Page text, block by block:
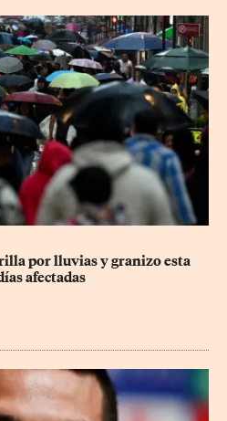
por lluvias y granizo esta
afectadas